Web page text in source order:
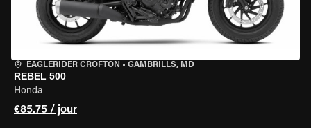
EAGLERIDER CROFTON • GAMBRILLS, MD
REBEL 500
Honda
€85.75 / jour